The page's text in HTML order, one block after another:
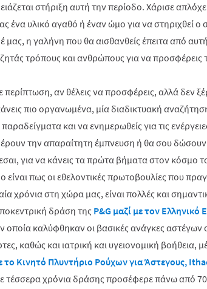
στήριξη αυτή την περίοδο. Χάρισε
ένα υλικό αγαθό ή έναν ώμο για να στηριχθεί
μας, η γαλήνη που θα αισθανθείς έπειτα από
τρόπους και ανθρώπους για να προσφέρεις
περίπτωση, αν θέλεις να προσφέρεις, αλλά δεν
πιο οργανωμένα, μία διαδικτυακή
παραδείγματα και να ενημερωθείς για τις
την απαραίτητη έμπνευση ή θα σου
για να κάνεις τα πρώτα βήματα στον κόσμο
είναι πως οι εθελοντικές πρωτοβουλίες που
χρόνια στη χώρα μας, είναι πολλές και
δράση τηςP&G μαζί με τον Ελληνικό
οποία καλύφθηκαν οι βασικές ανάγκες αστέγων
καθώς και ιατρική και υγειονομική βοήθεια,
το Κινητό Πλυντήριο Ρούχων για Άστεγους,
τέσσερα χρόνια δράσης προσέφερε πάνω από